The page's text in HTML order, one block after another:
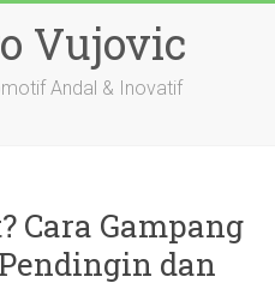
Vujovic
Andal & Inovatif
Cara Gampang
dan